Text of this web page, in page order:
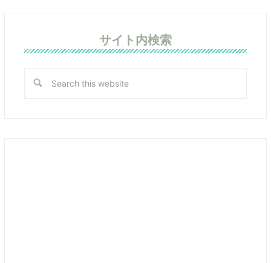
サイト内検索